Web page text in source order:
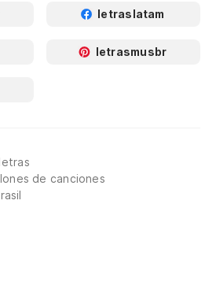
letraslatam
letrasmusbr
de canciones